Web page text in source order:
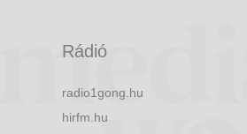
Rádió
radio1gong.hu
hirfm.hu